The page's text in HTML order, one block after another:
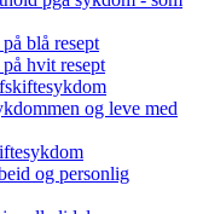
blå resept
hvit resept
og leve med
og personlig